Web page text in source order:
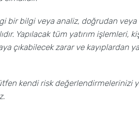
bir bilgi veya analiz, doğrudan veya
Yapılacak tüm yatırım işlemleri,
çıkabilecek zarar ve kayıplardan
kendi risk değerlendirmelerinizi